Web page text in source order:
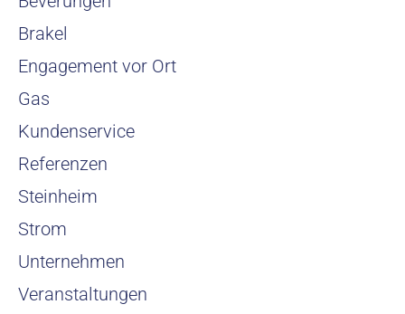
Brakel
Engagement vor Ort
Gas
Kundenservice
Referenzen
Steinheim
Strom
Unternehmen
Veranstaltungen